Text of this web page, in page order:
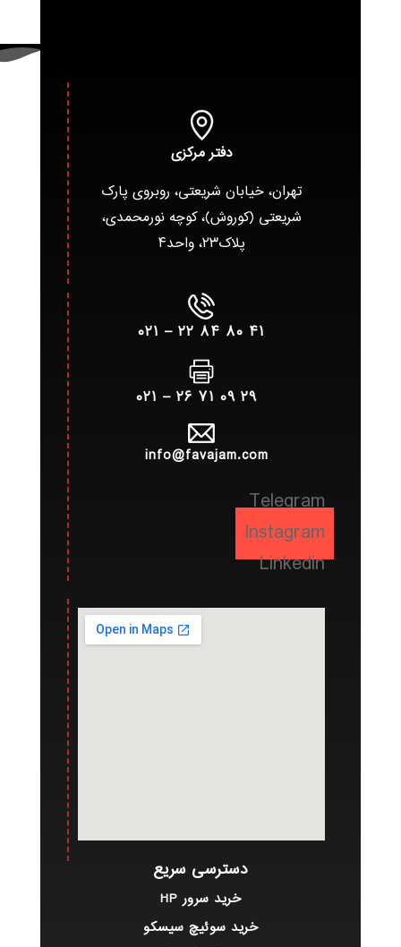
دفتر مرکزی
تهران، خیابان شریعتی، روبروی پارک
شریعتی (کوروش)، کوچه نورمحمدی،
پلاک۲۳، واحد۴
۴۱ ۸۰ ۸۴ ۲۲ – ۰۲۱
۲۹ ۰۹ ۷۱ ۲۶ – ۰۲۱
info@favajam.com
Telegram
Instagram
Linkedin
دسترسی سریع
خرید سرور HP
خرید سوئیچ سیسکو